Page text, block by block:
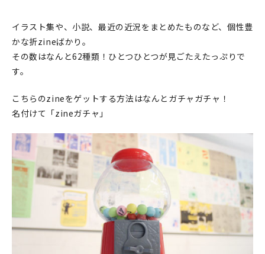
イベント・ワークショップ
ギャラリー
おしらせ
マイアカウント
カートを見る
お買い物ガイド
よくある質問
イラスト集や、小説、最近の近況をまとめたものなど、個性豊
かな折zineばかり。
その数はなんと62種類！ひとつひとつが見ごたえたっぷりで
す。
こちらのzineをゲットする方法はなんとガチャガチャ！
名付けて「zineガチャ」